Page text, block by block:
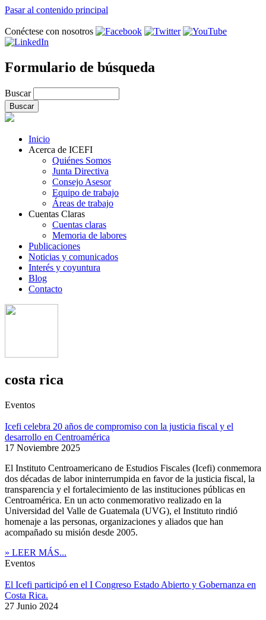
Pasar al contenido principal
Conéctese con nosotros
Formulario de búsqueda
Buscar
Inicio
Acerca de ICEFI
Quiénes Somos
Junta Directiva
Consejo Asesor
Equipo de trabajo
Áreas de trabajo
Cuentas Claras
Cuentas claras
Memoria de labores
Publicaciones
Noticias y comunicados
Interés y coyuntura
Blog
Contacto
costa rica
Eventos
Icefi celebra 20 años de compromiso con la justicia fiscal y el
desarrollo en Centroamérica
17 Noviembre 2025
El Instituto Centroamericano de Estudios Fiscales (Icefi) conmemora
dos décadas de labor ininterrumpida en favor de la justicia fiscal, la
transparencia y el fortalecimiento de las instituciones públicas en
Centroamérica. En un acto conmemorativo realizado en la
Universidad del Valle de Guatemala (UVG), el Instituto rindió
homenaje a las personas, organizaciones y aliados que han
acompañado su misión desde 2005.
» LEER MÁS...
Eventos
El Icefi participó en el I Congreso Estado Abierto y Gobernanza en
Costa Rica.
27 Junio 2024